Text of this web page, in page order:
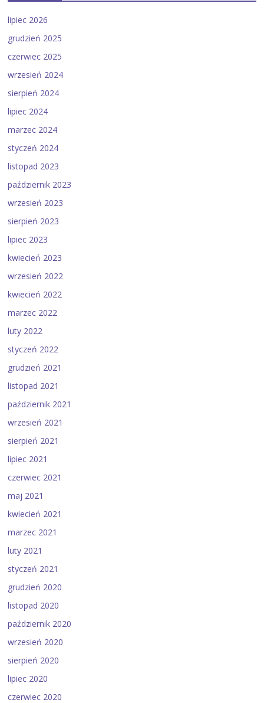
lipiec 2026
grudzień 2025
czerwiec 2025
wrzesień 2024
sierpień 2024
lipiec 2024
marzec 2024
styczeń 2024
listopad 2023
październik 2023
wrzesień 2023
sierpień 2023
lipiec 2023
kwiecień 2023
wrzesień 2022
kwiecień 2022
marzec 2022
luty 2022
styczeń 2022
grudzień 2021
listopad 2021
październik 2021
wrzesień 2021
sierpień 2021
lipiec 2021
czerwiec 2021
maj 2021
kwiecień 2021
marzec 2021
luty 2021
styczeń 2021
grudzień 2020
listopad 2020
październik 2020
wrzesień 2020
sierpień 2020
lipiec 2020
czerwiec 2020